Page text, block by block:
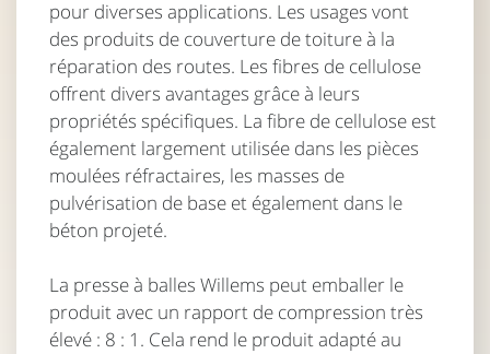
pour diverses applications. Les usages vont
des produits de couverture de toiture à la
réparation des routes. Les fibres de cellulose
offrent divers avantages grâce à leurs
propriétés spécifiques. La fibre de cellulose est
également largement utilisée dans les pièces
moulées réfractaires, les masses de
pulvérisation de base et également dans le
béton projeté.
La presse à balles Willems peut emballer le
produit avec un rapport de compression très
élevé : 8 : 1. Cela rend le produit adapté au